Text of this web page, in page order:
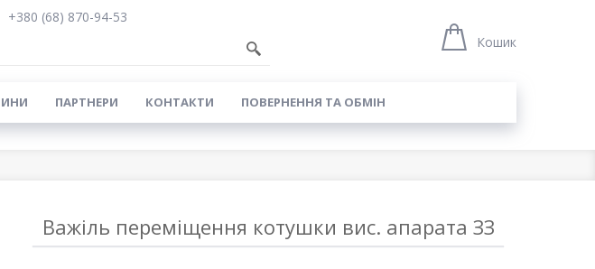
+380 (68) 870-94-53
Кошик
ПАРТНЕРИ КОНТАКТИ ПОВЕРНЕННЯ ТА ОБМІН
Важіль переміщення котушки вис. апарата ЗЗ